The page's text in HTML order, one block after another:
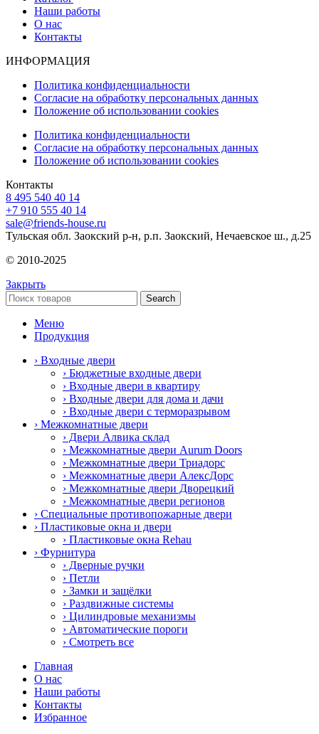
Наши работы
О нас
Контакты
ИНФОРМАЦИЯ
Политика конфиденциальности
Согласие на обработку персональных данных
Положение об использовании cookies
Политика конфиденциальности
Согласие на обработку персональных данных
Положение об использовании cookies
Контакты
8 495 540 40 14
+7 910 555 40 14
sale@friends-house.ru
Тульская обл. Заокский р-н, р.п. Заокский, Нечаевское ш., д.25
© 2010-2025
Закрыть
Search
Меню
Продукция
› Входные двери
› Бюджетные входные двери
› Входные двери в квартиру
› Входные двери для дома и дачи
› Входные двери с терморазрывом
› Межкомнатные двери
› Двери Алвика склад
› Межкомнатные двери Aurum Doors
› Межкомнатные двери Триадорс
› Межкомнатные двери АлексДорс
› Межкомнатные двери Дворецкий
› Межкомнатные двери регионов
› Специальные противопожарные двери
› Пластиковые окна и двери
› Пластиковые окна Rehau
› Фурнитура
› Дверные ручки
› Петли
› Замки и защёлки
› Раздвижные системы
› Цилиндровые механизмы
› Автоматические пороги
› Смотреть все
Главная
О нас
Наши работы
Контакты
Избранное